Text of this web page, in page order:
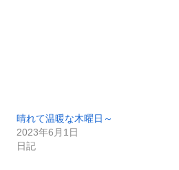
晴れて温暖な木曜日～
2023年6月1日
日記